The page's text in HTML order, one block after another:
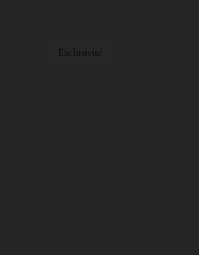
Exclusivité